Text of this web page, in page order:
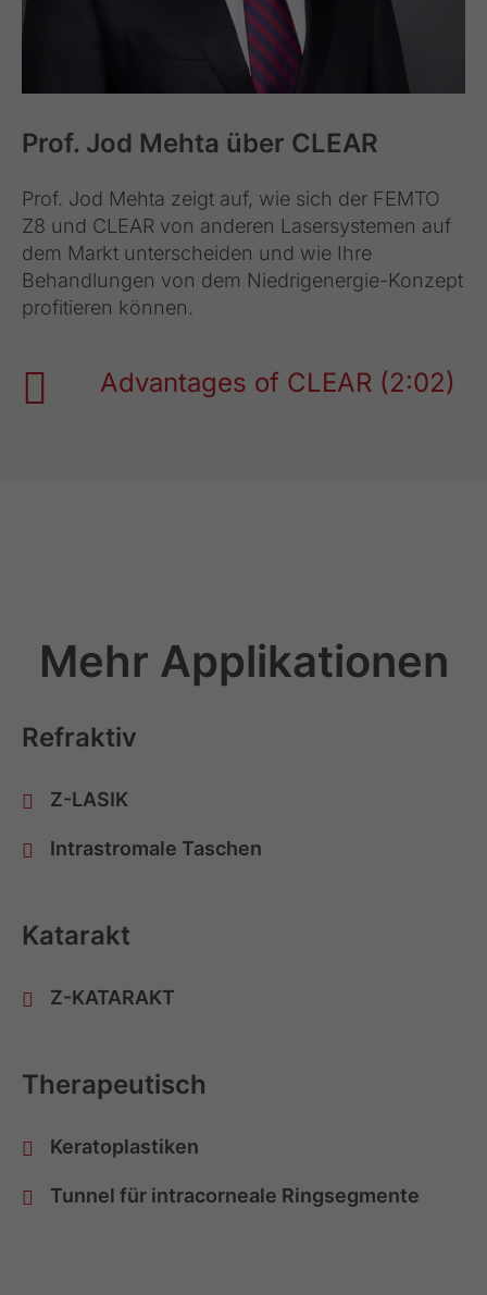
Prof. Jod Mehta über CLEAR
Prof. Jod Mehta zeigt auf, wie sich der FEMTO
Z8 und CLEAR von anderen Lasersystemen auf
dem Markt unterscheiden und wie Ihre
Behandlungen von dem Niedrigenergie-Konzept
profitieren können.
Advantages of CLEAR (2:02)
Mehr Applikationen
Refraktiv
Z-LASIK
Intrastromale Taschen
Katarakt
Z-KATARAKT
Therapeutisch
Keratoplastiken
Tunnel für intracorneale Ringsegmente